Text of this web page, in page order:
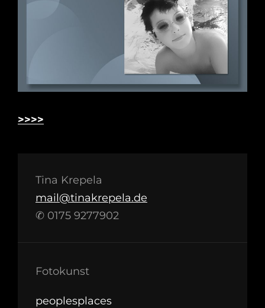
>>>>
Tina Krepela
mail@tinakrepela.de
✆ 0175 9277902
Fotokunst
peoplesplaces